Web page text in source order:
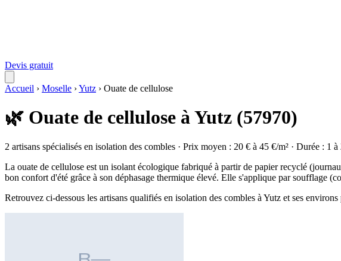
Devis gratuit
Accueil › Moselle ›Yutz › Ouate de cellulose
🌿 Ouate de cellulose à Yutz (57970)
2 artisans spécialisés en isolation des combles · Prix moyen : 20 € à 45 €/m² · Durée : 1
La ouate de cellulose est un isolant écologique fabriqué à partir de papier recyclé
bon confort d'été grâce à son déphasage thermique élevé. Elle s'applique par soufflage
Retrouvez ci-dessous les artisans qualifiés en isolation des combles à Yutz et ses